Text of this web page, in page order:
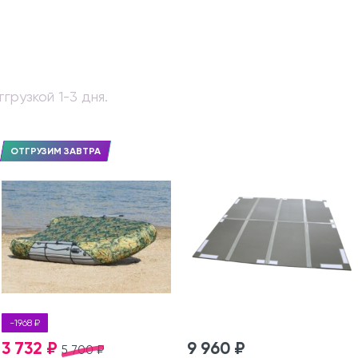
1-3 дня.
-1968 ₽
ОТГРУЗИМ ЗАВТРА
5 700 ₽
3 732 ₽ 9 960 ₽